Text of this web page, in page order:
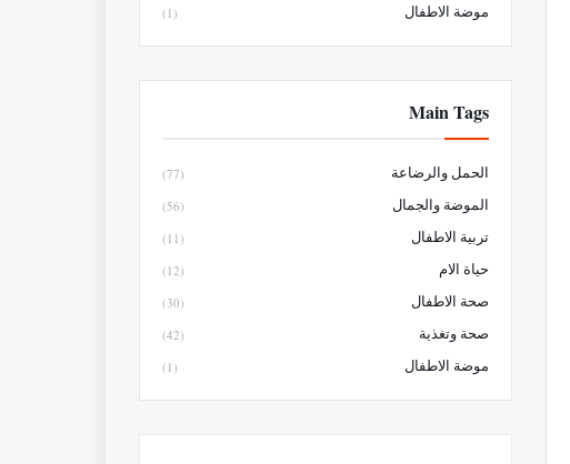
موضة الاطفال (1)
Main Tags
الحمل والرضاعة (77)
الموضة والجمال (56)
تربية الاطفال (11)
حياة الام (12)
صحة الاطفال (30)
صحة وتغذية (42)
موضة الاطفال (1)